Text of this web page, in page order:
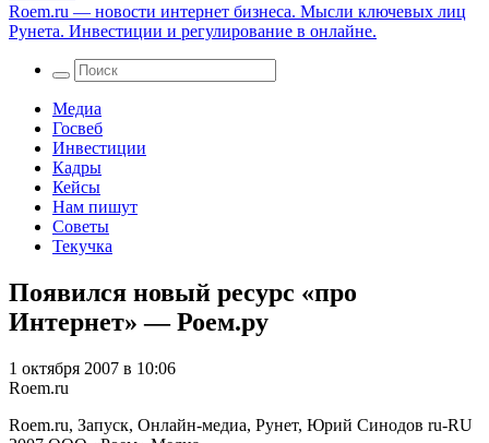
Roem.ru — новости интернет бизнеса. Мысли ключевых лиц
Рунета. Инвестиции и регулирование в онлайне.
Медиа
Госвеб
Инвестиции
Кадры
Кейсы
Нам пишут
Советы
Текучка
Появился новый ресурс «про
Интернет» — Роем.ру
1 октября 2007 в 10:06
Roem.ru
Roem.ru, Запуск, Онлайн-медиа, Рунет, Юрий Синодов ru-RU